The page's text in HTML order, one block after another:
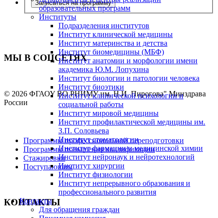
образовательных программ
Институты
Подразделения институтов
Институт клинической медицины
Институт материнства и детства
Институт биомедицины (МБФ)
Институт анатомии и морфологии имени
академика Ю.М. Лопухина
Институт биологии и патологии человека
Институт биоэтики
Институт клинической психологии и
социальной работы
Институт мировой медицины
Институт профилактической медицины им.
З.П. Соловьева
Институт стоматологии
Институт фармации и медицинской химии
Институт нейронаук и нейротехнологий
Институт хирургии
Институт физиологии
Институт непрерывного образования и
профессионального развития
Контакты
Для обращения граждан
Записаться на программу
МЫ В СОЦСЕТЯХ
© 2026 ФГАОУ ВО РНИМУ им. Н.И. Пирогова" Минздрава
России
Программы профессиональной переподготовки
Программы повышения квалификации
Стажировки
Поступающим
КОНТАКТЫ